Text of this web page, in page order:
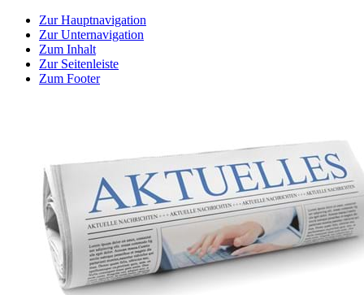
Zur Hauptnavigation
Zur Unternavigation
Zum Inhalt
Zur Seitenleiste
Zum Footer